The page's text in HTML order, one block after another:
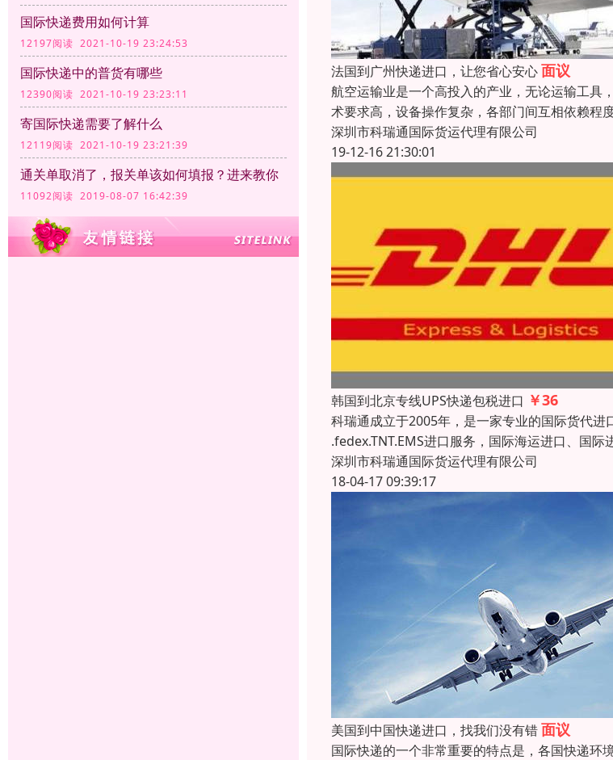
国际快递费用如何计算
12197阅读 2021-10-19 23:24:53
国际快递中的普货有哪些
12390阅读 2021-10-19 23:23:11
寄国际快递需要了解什么
12119阅读 2021-10-19 23:21:39
通关单取消了，报关单该如何填报？进来教你
11092阅读 2019-08-07 16:42:39
法国到广州快递进口，让您省心安心面议
航空运输业是一个高投入的产业，无论运输工具
术要求高，设备操作复杂，各部门间互相依赖程
深圳市科瑞通国际货运代理有限公司
19-12-16 21:30:01
韩国到北京专线UPS快递包税进口 ￥36
科瑞通成立于2005年，是一家专业的国际货代
.fedex.TNT.EMS进口服务，国际海运进口、国
深圳市科瑞通国际货运代理有限公司
18-04-17 09:39:17
美国到中国快递进口，找我们没有错面议
国际快递的一个非常重要的特点是，各国快递环